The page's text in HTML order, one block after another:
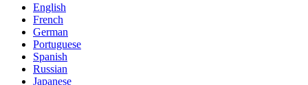
English
French
German
Portuguese
Spanish
Russian
Japanese